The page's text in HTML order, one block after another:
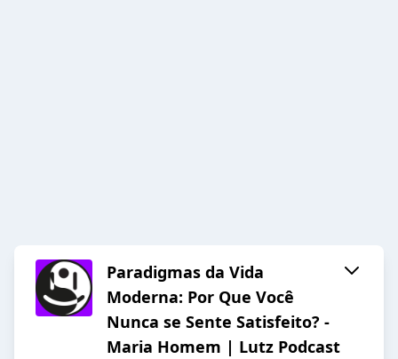
Paradigmas da Vida
Moderna: Por Que Você
Nunca se Sente Satisfeito? -
Maria Homem | Lutz Podcast